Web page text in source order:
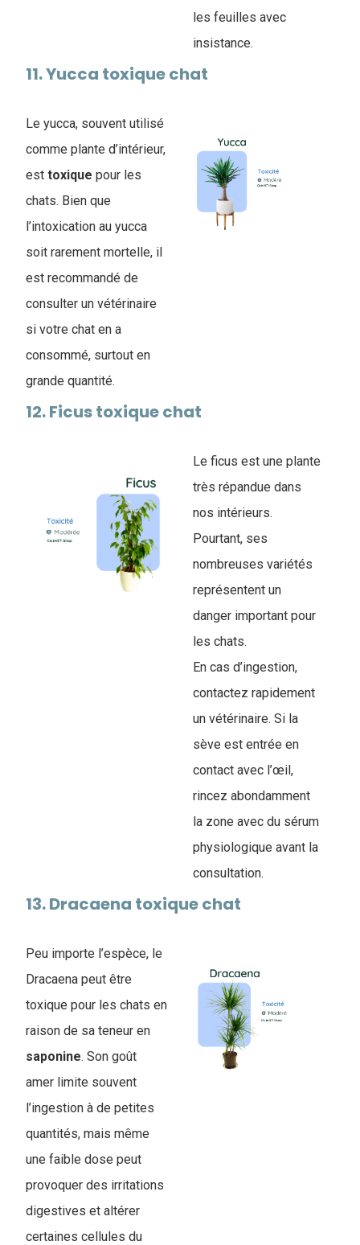
les feuilles avec
insistance.
11. Yucca toxique chat
Le yucca, souvent utilisé
comme plante d’intérieur,
est toxique pour les
chats. Bien que
l’intoxication au yucca
soit rarement mortelle, il
est recommandé de
consulter un vétérinaire
si votre chat en a
consommé, surtout en
grande quantité.
12. Ficus toxique chat
Le ficus est une plante
très répandue dans
nos intérieurs.
Pourtant, ses
nombreuses variétés
représentent un
danger important pour
les chats.
En cas d’ingestion,
contactez rapidement
un vétérinaire. Si la
sève est entrée en
contact avec l’œil,
rincez abondamment
la zone avec du sérum
physiologique avant la
consultation.
13. Dracaena toxique chat
Peu importe l’espèce, le
Dracaena peut être
toxique pour les chats en
raison de sa teneur en
saponine. Son goût
amer limite souvent
l’ingestion à de petites
quantités, mais même
une faible dose peut
provoquer des irritations
digestives et altérer
certaines cellules du